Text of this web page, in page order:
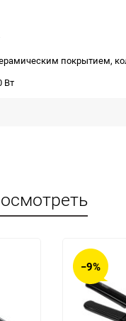
покрытием,
Вт
−9%